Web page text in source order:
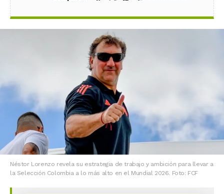
Néstor Lorenzo revela su estrategia de trabajo y ambición para llevar a
la Selección Colombia a lo más alto en el Mundial 2026. Foto: FCF